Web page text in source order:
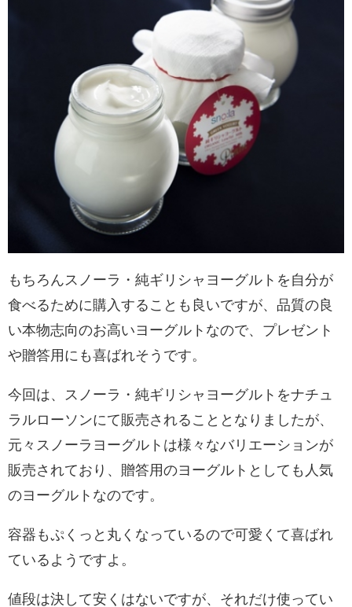
もちろんスノーラ・純ギリシャヨーグルトを自分が
食べるために購入することも良いですが、品質の良
い本物志向のお高いヨーグルトなので、プレゼント
や贈答用にも喜ばれそうです。
今回は、スノーラ・純ギリシャヨーグルトをナチュ
ラルローソンにて販売されることとなりましたが、
元々スノーラヨーグルトは様々なバリエーションが
販売されており、贈答用のヨーグルトとしても人気
のヨーグルトなのです。
容器もぷくっと丸くなっているので可愛くて喜ばれ
ているようですよ。
値段は決して安くはないですが、それだけ使ってい